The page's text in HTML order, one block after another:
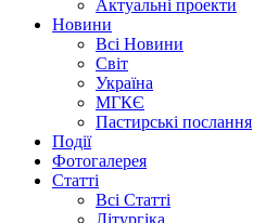
Актуальні проекти
Новини
Всі Новини
Світ
Україна
МГКЄ
Пастирські послання
Події
Фотогалерея
Статті
Всі Статті
Літургіка